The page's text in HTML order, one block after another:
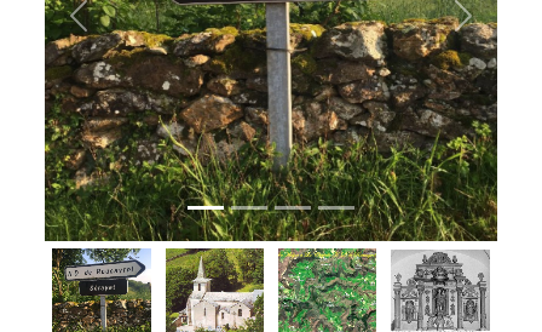
Previous Next